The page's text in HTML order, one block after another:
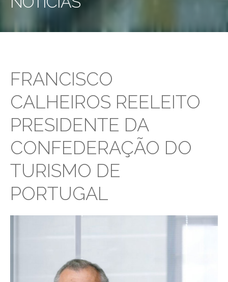
FRANCISCO
CALHEIROS REELEITO
PRESIDENTE DA
CONFEDERAÇÃO DO
TURISMO DE
PORTUGAL